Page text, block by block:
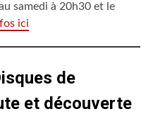
samedi à 20h30 et le
ici
de
et découverte